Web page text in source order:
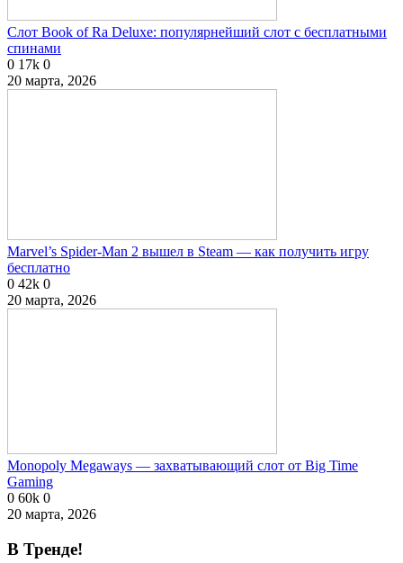
Слот Book of Ra Deluxe: популярнейший слот с бесплатными
спинами
0 17k 0
20 марта, 2026
Marvel’s Spider-Man 2 вышел в Steam — как получить игру
бесплатно
0 42k 0
20 марта, 2026
Monopoly Megaways — захватывающий слот от Big Time
Gaming
0 60k 0
20 марта, 2026
В Тренде!